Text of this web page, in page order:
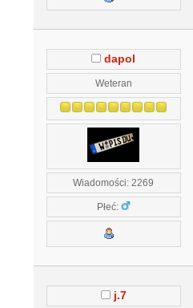
dapol
Weteran
Wiadomości: 2269
Płeć:
j.7